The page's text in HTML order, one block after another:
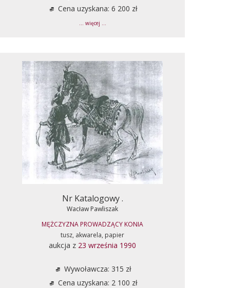
Cena uzyskana: 6 200 zł
... więcej ...
Nr Katalogowy .
Wacław Pawliszak
MĘŻCZYZNA PROWADZĄCY KONIA
tusz, akwarela, papier
aukcja z 23 września 1990
Wywoławcza: 315 zł
Cena uzyskana: 2 100 zł